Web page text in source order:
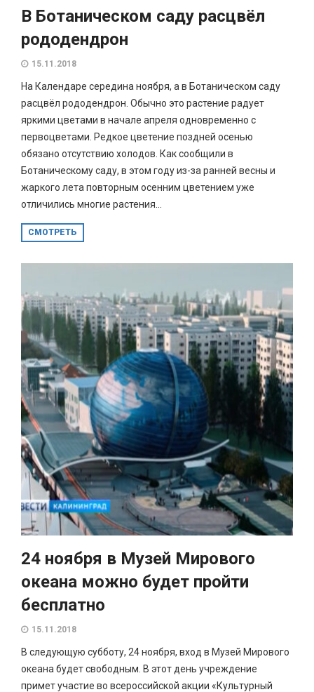
В Ботаническом саду расцвёл
рододендрон
15.11.2018
На Календаре середина ноября, а в Ботаническом саду
расцвёл рододендрон. Обычно это растение радует
яркими цветами в начале апреля одновременно с
первоцветами. Редкое цветение поздней осенью
обязано отсутствию холодов. Как сообщили в
Ботаническому саду, в этом году из-за ранней весны и
жаркого лета повторным осенним цветением уже
отличились многие растения...
СМОТРЕТЬ
24 ноября в Музей Мирового
океана можно будет пройти
бесплатно
15.11.2018
В следующую субботу, 24 ноября, вход в Музей Мирового
океана будет свободным. В этот день учреждение
примет участие во всероссийской акции «Культурный